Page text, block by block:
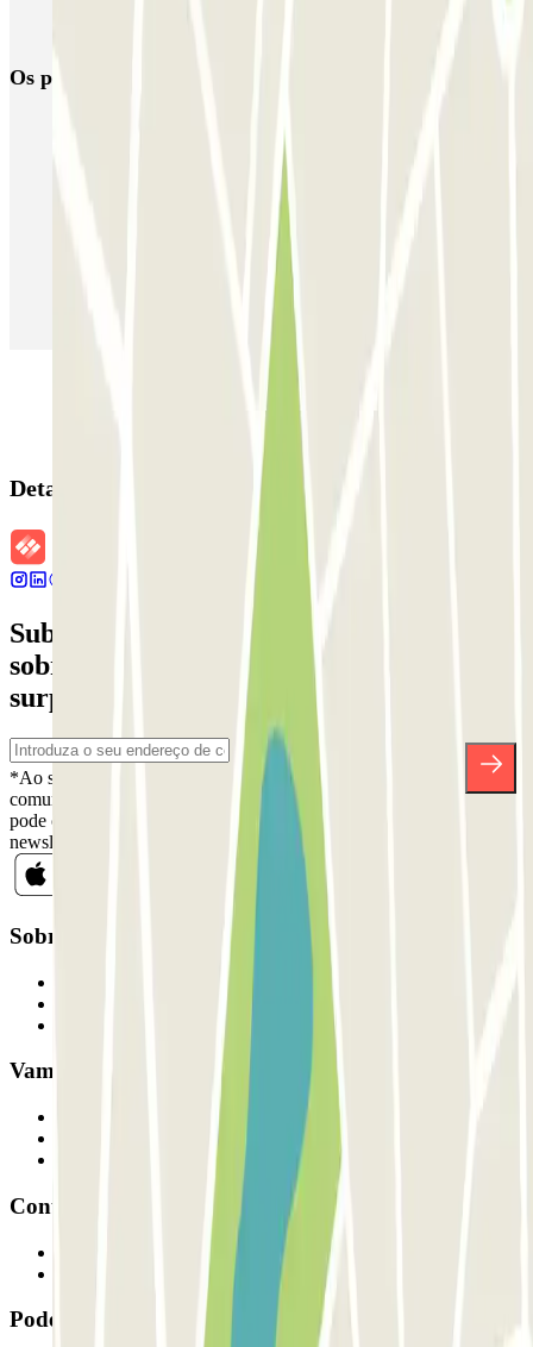
Os parques de estacionamento
Estacionamento em Lisboa
Estacionamento em Sevilha
Estacionamento em Aeroporto de Adolfo Suárez Madrid–Barajas
Detalhes da reserva
Subscreva a nossa newsletter e saiba mais
sobre descontos, sorteios e muitas outras
surpresas.
*Ao subscrever, aceita a nossa Política de Privacidade para receber
comunicações comerciais da Parclick. Sem qualquer obrigação,
pode cancelar a sua subscrição sempre que quiser na mesma
newsletter.
Sobre a Parclick
Os nossos parques de estacionamento
Vamos colaborar?
Fornecedor de estacionamento
Contacto
Pode utilizar estes métodos de pagamento: